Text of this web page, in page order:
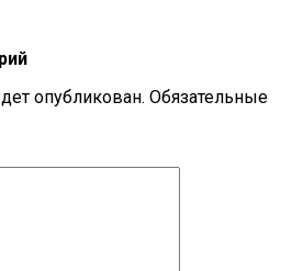
опубликован. Обязательные